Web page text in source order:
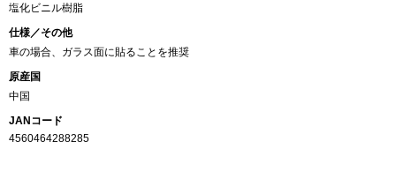
塩化ビニル樹脂
仕様／その他
車の場合、ガラス面に貼ることを推奨
原産国
中国
JANコード
4560464288285